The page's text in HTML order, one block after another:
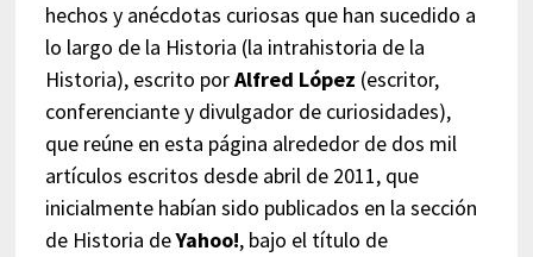
hechos y anécdotas curiosas que han sucedido a
lo largo de la Historia (la intrahistoria de la
Historia), escrito porAlfred López (escritor,
conferenciante y divulgador de curiosidades),
que reúne en esta página alrededor de dos mil
artículos escritos desde abril de 2011, que
inicialmente habían sido publicados en la sección
de Historia deYahoo!, bajo el título de